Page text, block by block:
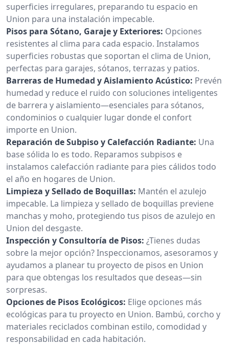
superficies irregulares, preparando tu espacio en
Union para una instalación impecable.
Pisos para Sótano, Garaje y Exteriores: Opciones
resistentes al clima para cada espacio. Instalamos
superficies robustas que soportan el clima de Union,
perfectas para garajes, sótanos, terrazas y patios.
Barreras de Humedad y Aislamiento Acústico: Prevén
humedad y reduce el ruido con soluciones inteligentes
de barrera y aislamiento—esenciales para sótanos,
condominios o cualquier lugar donde el confort
importe en Union.
Reparación de Subpiso y Calefacción Radiante: Una
base sólida lo es todo. Reparamos subpisos e
instalamos calefacción radiante para pies cálidos todo
el año en hogares de Union.
Limpieza y Sellado de Boquillas: Mantén el azulejo
impecable. La limpieza y sellado de boquillas previene
manchas y moho, protegiendo tus pisos de azulejo en
Union del desgaste.
Inspección y Consultoría de Pisos: ¿Tienes dudas
sobre la mejor opción? Inspeccionamos, asesoramos y
ayudamos a planear tu proyecto de pisos en Union
para que obtengas los resultados que deseas—sin
sorpresas.
Opciones de Pisos Ecológicos: Elige opciones más
ecológicas para tu proyecto en Union. Bambú, corcho y
materiales reciclados combinan estilo, comodidad y
responsabilidad en cada habitación.